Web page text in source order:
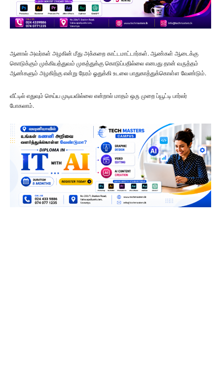
ஆனால் அவர்கள் அழகின் மீது அக்கறை காட்டமாட்டார்கள். ஆண்கள் ஆடைக்கு
கொடுக்கும் முக்கியத்துவம் முகத்துக்கு கொடுப்பதில்லை எனபது தான் வருத்தம்
ஆண்களும் அழகிற்கு என்று நேரம் ஓதுக்கி உடலை பாதுகாத்துக்கொள்ள வேண்டும்.
வீட்டில் எதுவும் செய்ய முடியவில்லை என்றால் மாதம் ஒரு முறை ப்யூட்டி பார்லர்
போகலாம்.